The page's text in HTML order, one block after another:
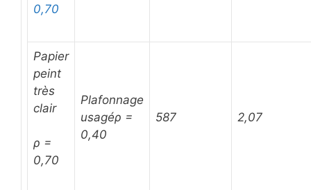
0,70
Papier
peint
très
clair
ρ =
0,70
Plafonnage
usagéρ =
0,40
587 2,07